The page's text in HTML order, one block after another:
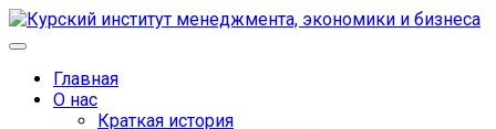
Главная
О нас
Краткая история